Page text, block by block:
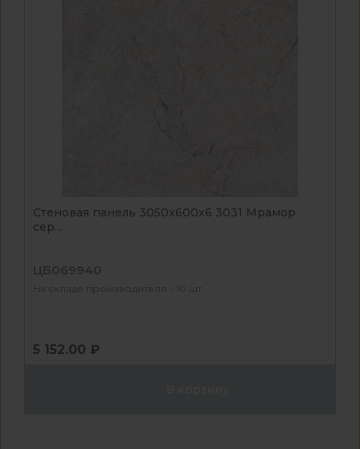
Стеновая панель 3050x600x6 3031 Мрамор
сер...
ЦБ069940
На складе производителя - 10 шт
5 152.00 ₽